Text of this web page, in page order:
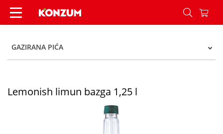
Lemonish limun bazga 1,25 l - Konzum
GAZIRANA PIĆA
Lemonish limun bazga 1,25 l